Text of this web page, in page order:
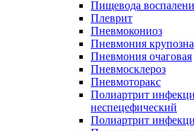
Пищевода
Плеврит
Пневмокониоз
Пневмония
Пневмония очаговая
Пневмосклероз
Пневмоторакс
Полиартрит
неспецефический
Полиартрит